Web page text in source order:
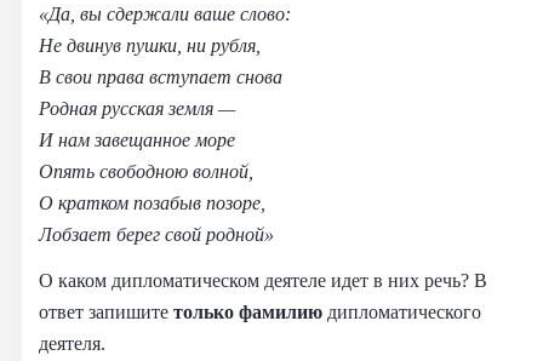
«Да, вы сдержали ваше слово:
Не двинув пушки, ни рубля,
В свои права вступает снова
Родная русская земля —
И нам завещанное море
Опять свободною волной,
О кратком позабыв позоре,
Лобзает берег свой родной»
О каком дипломатическом деятеле идет в них речь? В
ответ запишите только фамилию дипломатического
деятеля.